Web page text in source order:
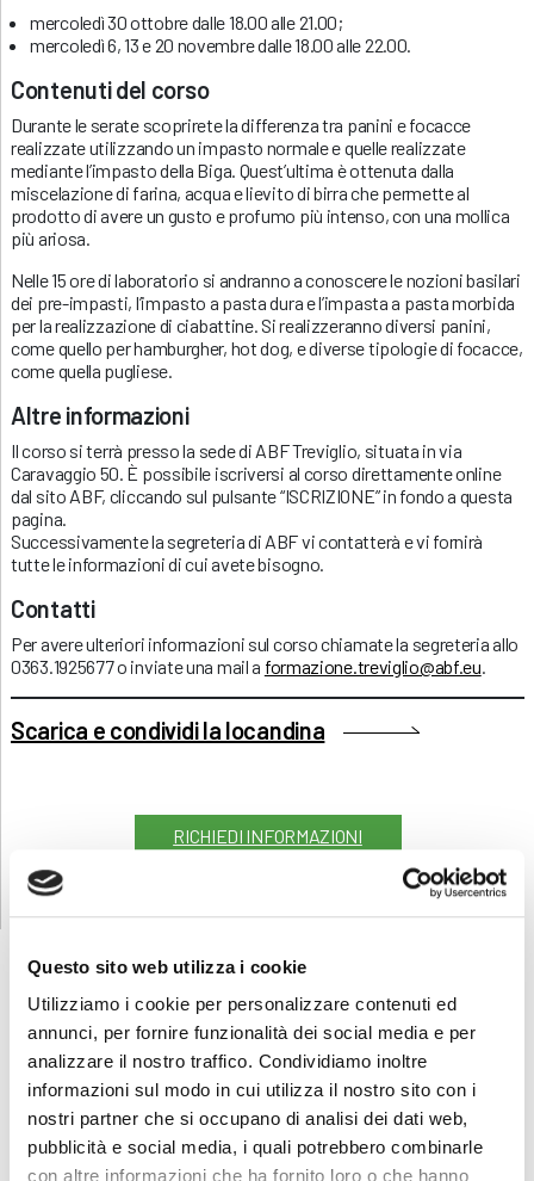
Questo sito web utilizza i cookie
Utilizziamo i cookie per personalizzare contenuti ed
annunci, per fornire funzionalità dei social media e per
analizzare il nostro traffico. Condividiamo inoltre
informazioni sul modo in cui utilizza il nostro sito con i
nostri partner che si occupano di analisi dei dati web,
pubblicità e social media, i quali potrebbero combinarle
con altre informazioni che ha fornito loro o che hanno
mercoledì 30 ottobre dalle 18.00 alle 21.00;
mercoledì 6, 13 e 20 novembre dalle 18.00 alle 22.00.
Contenuti del corso
Durante le serate scoprirete la differenza tra panini e focacce
realizzate utilizzando un impasto normale e quelle realizzate
mediante l’impasto della Biga. Quest’ultima è ottenuta dalla
miscelazione di farina, acqua e lievito di birra che permette al
prodotto di avere un gusto e profumo più intenso, con una mollica
più ariosa.
Nelle 15 ore di laboratorio si andranno a conoscere le nozioni basilari
dei pre-impasti, l’impasto a pasta dura e l’impasta a pasta morbida
per la realizzazione di ciabattine. Si realizzeranno diversi panini,
come quello per hamburgher, hot dog, e diverse tipologie di focacce,
come quella pugliese.
Altre informazioni
Il corso si terrà presso la sede di ABF Treviglio, situata in via
Caravaggio 50. È possibile iscriversi al corso direttamente online
dal sito ABF, cliccando sul pulsante “ISCRIZIONE” in fondo a questa
pagina.
Successivamente la segreteria di ABF vi contatterà e vi fornirà
tutte le informazioni di cui avete bisogno.
Contatti
Per avere ulteriori informazioni sul corso chiamate la segreteria allo
0363.1925677 o inviate una mail a formazione.treviglio@abf.eu
Scarica e condividi la locandina
RICHIEDI INFORMAZIONI
FORMAZIONEE CORSI
Seleziona e filtra per:
ADULTI